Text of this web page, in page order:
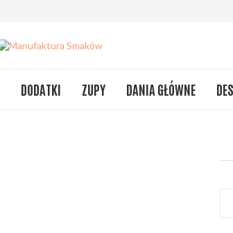
DODATKI ZUPY DANIA GŁÓWNE